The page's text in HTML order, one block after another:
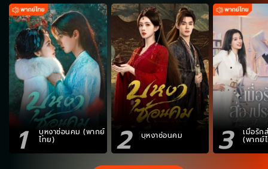
1 บุหงาซ่อนคม (พากย์
ไทย) 2 บุหงาซ่อนคม 3 เมื่อรัก
(พากย์